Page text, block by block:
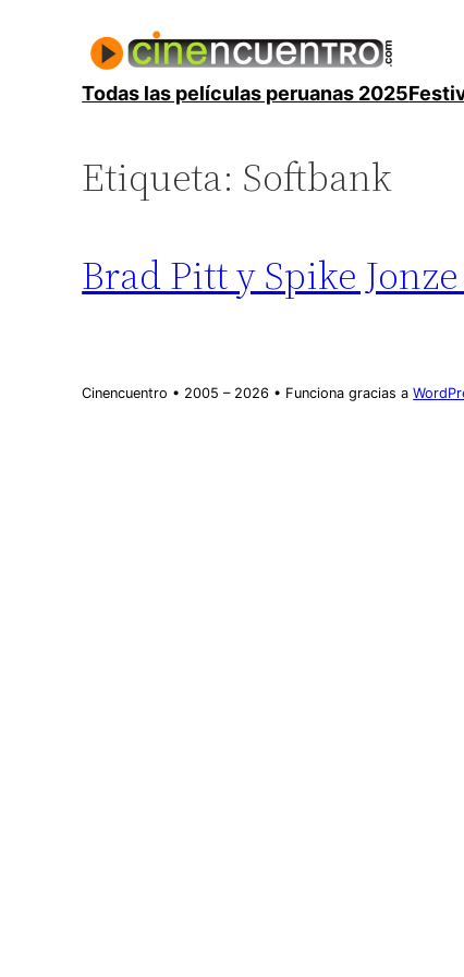
contenidoTodas las películas peruanas 2025
Etiqueta: Softbank
Brad Pitt y Spike
Cinencuentro • 2005 – 2026 • Funciona gracias a